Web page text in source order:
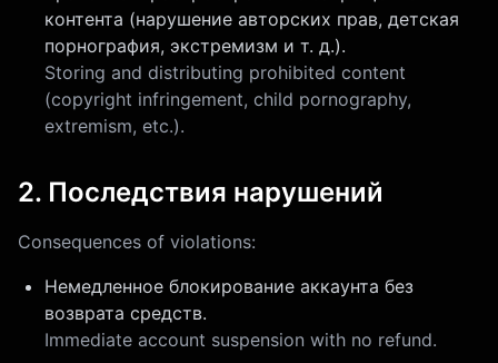
контента (нарушение авторских прав, детская
порнография, экстремизм и т. д.).
Storing and distributing prohibited content
(copyright infringement, child pornography,
extremism, etc.).
2. Последствия нарушений
Consequences of violations:
Немедленное блокирование аккаунта без
возврата средств.
Immediate account suspension with no refund.